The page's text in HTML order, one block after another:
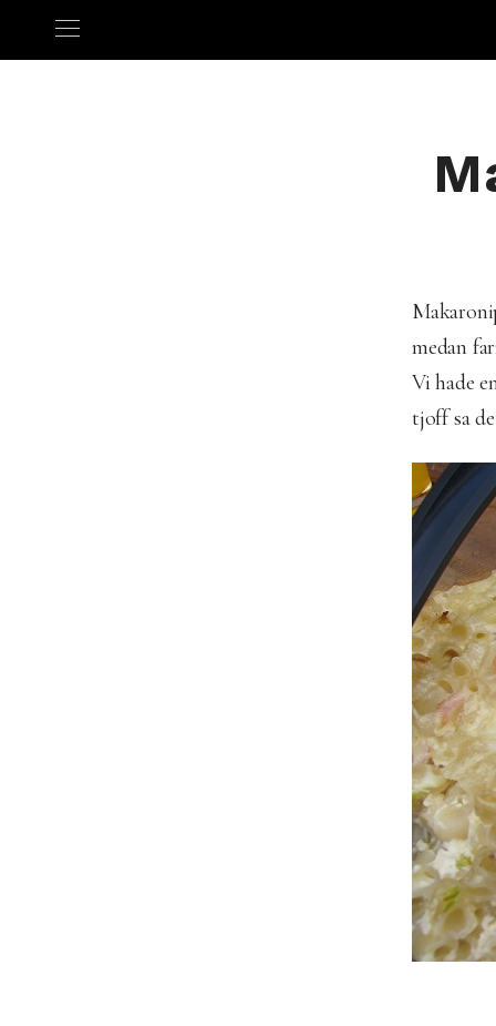
medan
Vi hade
tjoff sa